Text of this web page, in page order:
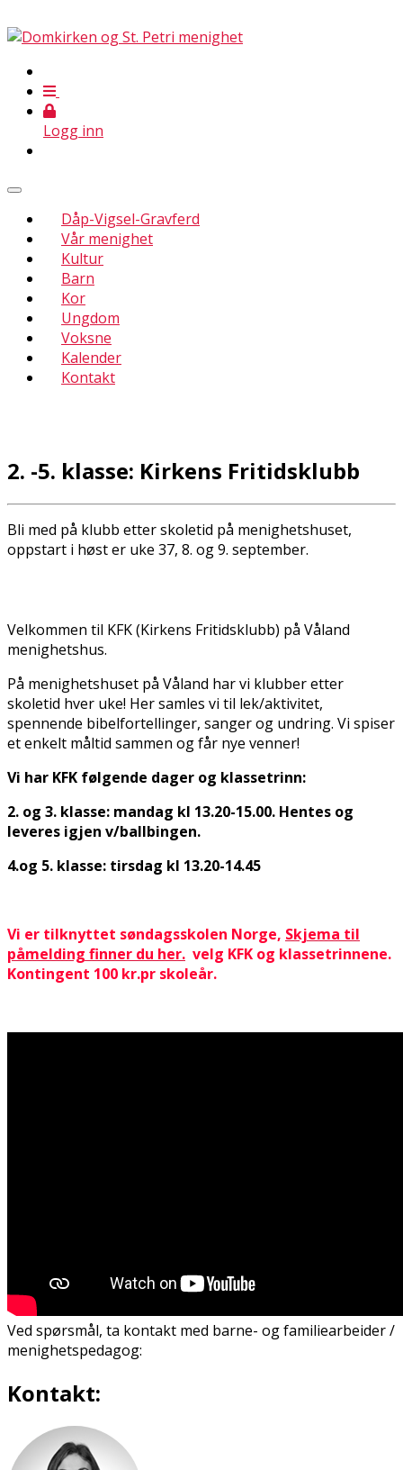
Logg inn
Dåp-Vigsel-Gravferd
Vår menighet
Kultur
Barn
Kor
Ungdom
Voksne
Kalender
Kontakt
2. -5. klasse: Kirkens Fritidsklubb
Bli med på klubb etter skoletid på menighetshuset,
oppstart i høst er uke 37, 8. og 9. september.
Velkommen til KFK (Kirkens Fritidsklubb) på Våland
menighetshus.
På menighetshuset på Våland har vi klubber etter
skoletid hver uke! Her samles vi til lek/aktivitet,
spennende bibelfortellinger, sanger og undring. Vi spiser
et enkelt måltid sammen og får nye venner!
Vi har KFK følgende dager og klassetrinn:
2. og 3. klasse: mandag kl 13.20-15.00. Hentes og
leveres igjen v/ballbingen.
4.og 5. klasse: tirsdag kl 13.20-14.45
Vi er tilknyttet søndagsskolen Norge, Skjema til
påmelding finner du her. velg KFK og klassetrinnene.
Kontingent 100 kr.pr skoleår.
Ved spørsmål, ta kontakt med barne- og familiearbeider /
menighetspedagog:
Kontakt: